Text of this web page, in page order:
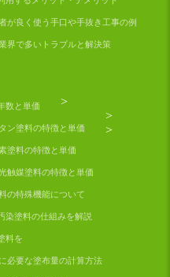
が良く使う手口や手抜き工事の例
界で多いトラブルと解決策
数と単価
ン塗料の特徴と単価
塗料の特徴と単価
触媒塗料の特徴と単価
の特殊機能について
染塗料の仕組みを解説
料を
必要な塗布量の計算方法
>
>
>